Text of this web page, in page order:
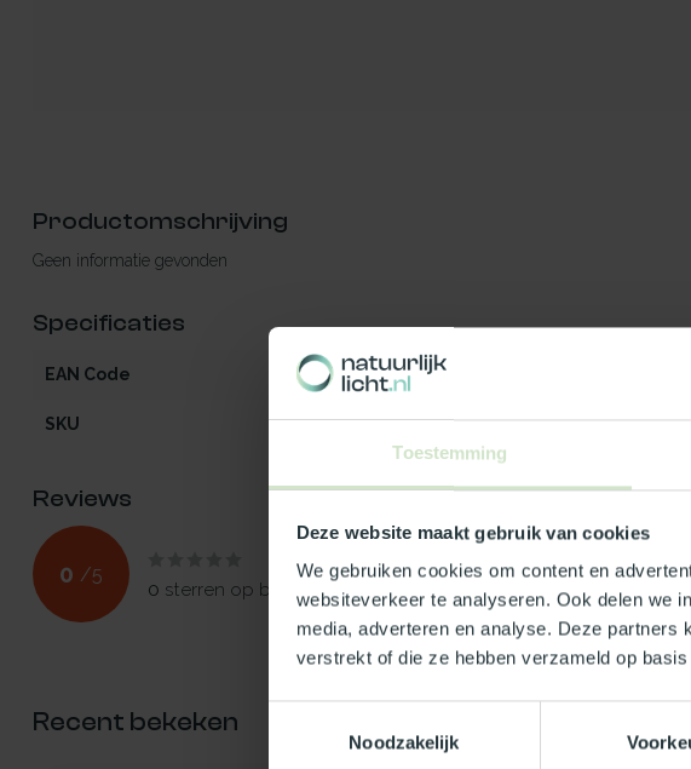
Toestemming
Deze website maakt gebruik van cookies
We gebruiken cookies om content en
websiteverkeer te analyseren. Ook delen we
media, adverteren en analyse. Deze partners
verstrekt of die ze hebben verzameld op
Noodzakelijk
Productomschrijving
Geen informatie gevonden
Specificaties
EAN Code 5412970734703
SKU 73470
Reviews
0 /5
0 sterren op basis van0 beoordelingen
Recent bekeken